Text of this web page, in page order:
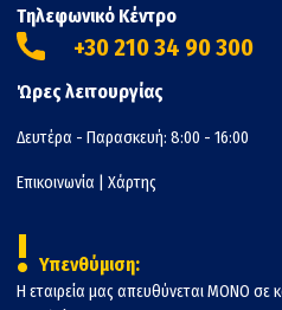
Τηλεφωνικό Κέντρο
+30 210 34 90 300
Ώρες λειτουργίας
Δευτέρα - Παρασκευή: 8:00 - 16:00
Επικοινωνία Χάρτης
! Υπενθύμιση:
Η εταιρεία μας απευθύνεται ΜΟΝΟ σε